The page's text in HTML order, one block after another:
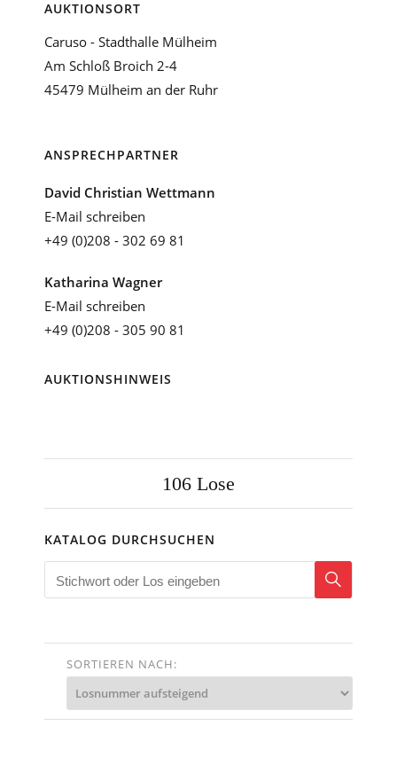
AUKTIONSORT
Caruso - Stadthalle Mülheim
Am Schloß Broich 2-4
45479 Mülheim an der Ruhr
ANSPRECHPARTNER
David Christian Wettmann
E-Mail schreiben
+49 (0)208 - 302 69 81
Katharina Wagner
E-Mail schreiben
+49 (0)208 - 305 90 81
AUKTIONSHINWEIS
106 Lose
KATALOG DURCHSUCHEN
SORTIEREN NACH: